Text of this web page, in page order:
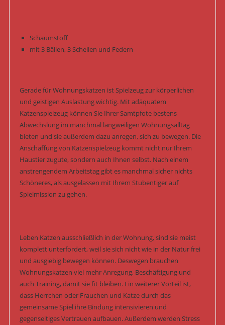
Schaumstoff
mit 3 Bällen, 3 Schellen und Federn
Gerade für Wohnungskatzen ist Spielzeug zur körperlichen
und geistigen Auslastung wichtig. Mit adäquatem
Katzenspielzeug können Sie Ihrer Samtpfote bestens
Abwechslung im manchmal langweiligen Wohnungsalltag
bieten und sie außerdem dazu anregen, sich zu bewegen. Die
Anschaffung von Katzenspielzeug kommt nicht nur Ihrem
Haustier zugute, sondern auch Ihnen selbst. Nach einem
anstrengendem Arbeitstag gibt es manchmal sicher nichts
Schöneres, als ausgelassen mit Ihrem Stubentiger auf
Spielmission zu gehen.
Leben Katzen ausschließlich in der Wohnung, sind sie meist
komplett unterfordert, weil sie sich nicht wie in der Natur frei
und ausgiebig bewegen können. Deswegen brauchen
Wohnungskatzen viel mehr Anregung, Beschäftigung und
auch Training, damit sie fit bleiben. Ein weiterer Vorteil ist,
dass Herrchen oder Frauchen und Katze durch das
gemeinsame Spiel ihre Bindung intensivieren und
gegenseitiges Vertrauen aufbauen. Außerdem werden Stress